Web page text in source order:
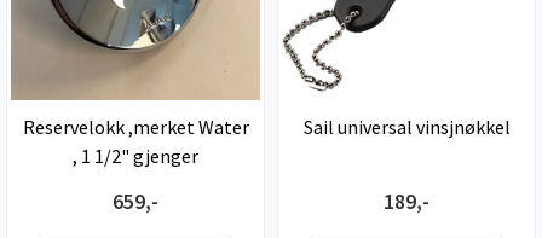
Reservelokk ,merket Water
, 1 1/2" gjenger
659,-
Sail universal vinsjnøkkel
189,-